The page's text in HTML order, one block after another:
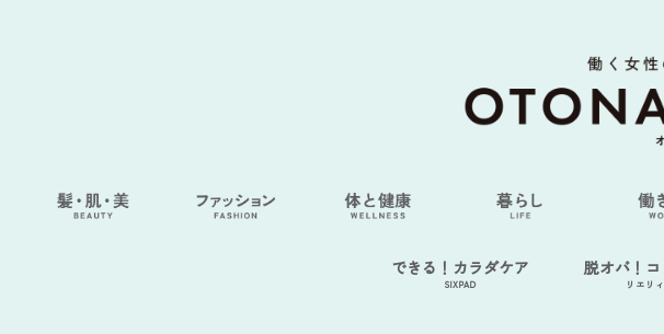
できる！カラダケア
SIXPAD
脱オバ！
リエリィ